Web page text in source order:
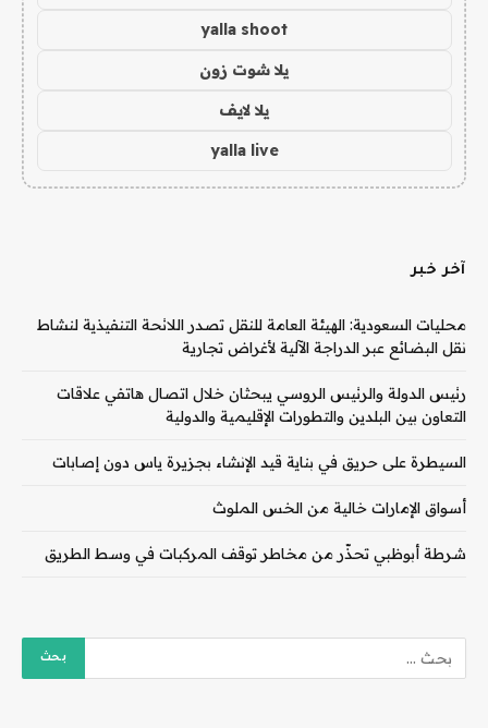
yalla shoot
يلا شوت زون
يلا لايف
yalla live
آخر خبر
محليات السعودية: الهيئة العامة للنقل تصدر اللائحة التنفيذية لنشاط
نقل البضائع عبر الدراجة الآلية لأغراض تجارية
رئيس الدولة والرئيس الروسي يبحثان خلال اتصال هاتفي علاقات
التعاون بين البلدين والتطورات الإقليمية والدولية
السيطرة على حريق في بناية قيد الإنشاء بجزيرة ياس دون إصابات
أسواق الإمارات خالية من الخس الملوث
شرطة أبوظبي تحذّر من مخاطر توقف المركبات في وسط الطريق